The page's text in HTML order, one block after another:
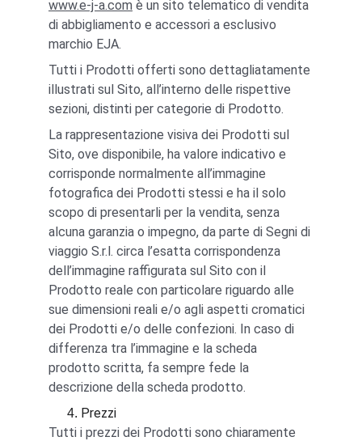
www.e-j-a.com è un sito telematico di vendita
di abbigliamento e accessori a esclusivo
marchio EJA.
Tutti i Prodotti offerti sono dettagliatamente
illustrati sul Sito, all’interno delle rispettive
sezioni, distinti per categorie di Prodotto.
La rappresentazione visiva dei Prodotti sul
Sito, ove disponibile, ha valore indicativo e
corrisponde normalmente all’immagine
fotografica dei Prodotti stessi e ha il solo
scopo di presentarli per la vendita, senza
alcuna garanzia o impegno, da parte di Segni di
viaggio S.r.l. circa l’esatta corrispondenza
dell’immagine raffigurata sul Sito con il
Prodotto reale con particolare riguardo alle
sue dimensioni reali e/o agli aspetti cromatici
dei Prodotti e/o delle confezioni. In caso di
differenza tra l’immagine e la scheda
prodotto scritta, fa sempre fede la
descrizione della scheda prodotto.
Prezzi
Tutti i prezzi dei Prodotti sono chiaramente